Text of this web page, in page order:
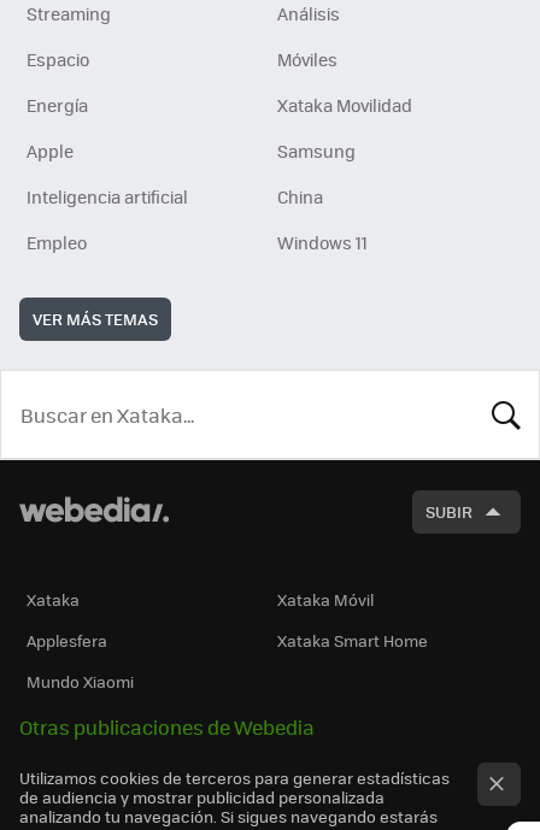
Streaming
Análisis
Espacio
Móviles
Energía
Xataka Movilidad
Apple
Samsung
Inteligencia artificial
China
Empleo
Windows 11
VER MÁS TEMAS
SUBIR
Xataka
Xataka Móvil
Applesfera
Xataka Smart Home
Mundo Xiaomi
Otras publicaciones de Webedia
Utilizamos cookies de terceros para generar estadísticas
de audiencia y mostrar publicidad personalizada
analizando tu navegación. Si sigues navegando estarás